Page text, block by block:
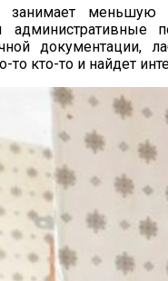
занимает
административные
документации,
то кто-то и найдет